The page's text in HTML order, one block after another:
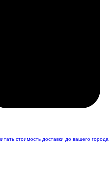
стоимость доставки до вашего города